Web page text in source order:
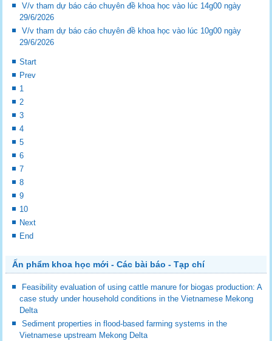
V/v tham dự báo cáo chuyên đề khoa học vào lúc 14g00 ngày
29/6/2026
V/v tham dự báo cáo chuyên đề khoa học vào lúc 10g00 ngày
29/6/2026
Start
Prev
1
2
3
4
5
6
7
8
9
10
Next
End
Ấn phẩm khoa học mới - Các bài báo - Tạp chí
Feasibility evaluation of using cattle manure for biogas production: A
case study under household conditions in the Vietnamese Mekong
Delta
Sediment properties in flood-based farming systems in the
Vietnamese upstream Mekong Delta